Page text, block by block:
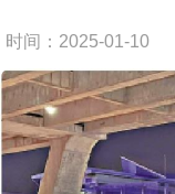
时间：2025-01-10